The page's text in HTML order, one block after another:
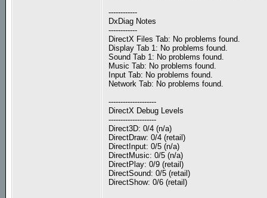
------------
DxDiag Notes
------------
DirectX Files Tab: No problems found.
Display Tab 1: No problems found.
Sound Tab 1: No problems found.
Music Tab: No problems found.
Input Tab: No problems found.
Network Tab: No problems found.
--------------------
DirectX Debug Levels
--------------------
Direct3D: 0/4 (n/a)
DirectDraw: 0/4 (retail)
DirectInput: 0/5 (n/a)
DirectMusic: 0/5 (n/a)
DirectPlay: 0/9 (retail)
DirectSound: 0/5 (retail)
DirectShow: 0/6 (retail)